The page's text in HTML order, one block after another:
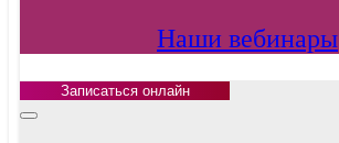
Наши вебинары
Записаться онлайн